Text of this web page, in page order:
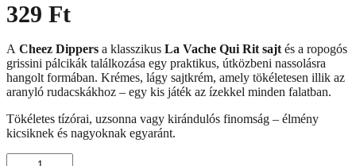
329 Ft
A Cheez Dippers a klasszikus La Vache Qui Rit sajt és a ropogós
grissini pálcikák találkozása egy praktikus, útközbeni nassolásra
hangolt formában. Krémes, lágy sajtkrém, amely tökéletesen illik az
aranyló rudacskákhoz – egy kis játék az ízekkel minden falatban.
Tökéletes tízórai, uzsonna vagy kirándulós finomság – élmény
kicsiknek és nagyoknak egyaránt.